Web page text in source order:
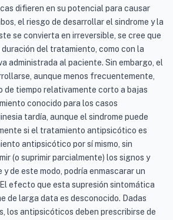
difieren en su potencial para causar
el riesgo de desarrollar el sindrome y la
se convierta en irreversible, se cree que
del tratamiento, como con la
administrada al paciente. Sin embargo, el
aunque menos frecuentemente,
de tiempo relativamente corto a bajas
conocido para los casos
tardía, aunque el sindrome puede
si el tratamiento antipsicótico es
antipsicótico por sí mismo, sin
(o suprimir parcialmente) los signos y
y de este modo, podría enmascarar un
efecto que esta supresión sintomática
de larga data es desconocido. Dadas
los antipsicóticos deben prescribirse de